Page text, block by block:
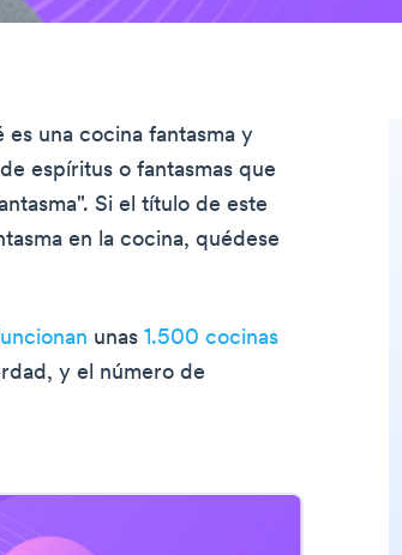
una cocina fantasma y
espíritus o fantasmas que
Si el título de este
en la cocina, quédese
unas 1.500 cocinas
y el número de